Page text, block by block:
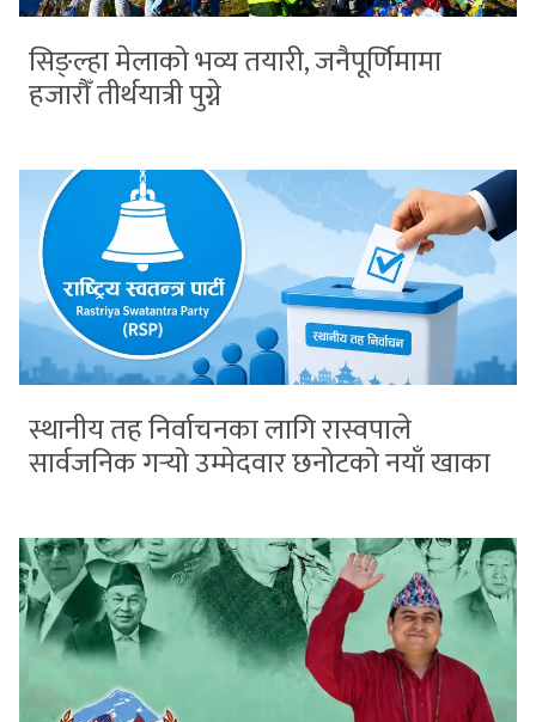
सिङ्ल्हा मेलाको भव्य तयारी, जनैपूर्णिमामा
हजारौँ तीर्थयात्री पुग्ने
स्थानीय तह निर्वाचनका लागि रास्वपाले
सार्वजनिक गर्‍यो उम्मेदवार छनोटको नयाँ खाका